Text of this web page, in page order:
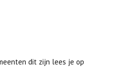
dit zijn lees je op